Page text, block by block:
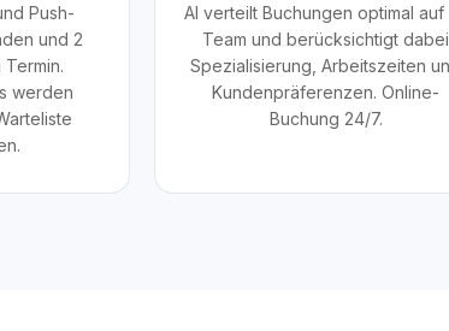
Push-
und 2
werden
AI verteilt Buchungen optimal auf
Team und berücksichtigt dabei
Spezialisierung, Arbeitszeiten
Kundenpräferenzen. Online-
Buchung 24/7.